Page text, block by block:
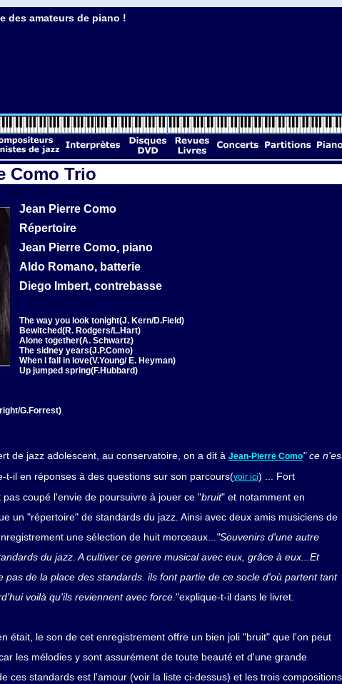
des amateurs de piano !
Como Trio
Jean Pierre Como
Répertoire
Jean Pierre Como, piano
Aldo Romano, batterie
Diego Imbert, contrebasse
The way you look tonight(J. Kern/D.Field)
Bewitched(R. Rodgers/L.Hart)
Alone together(A. Schwartz)
The sidney years(J.P.Como)
When I fall in love(V.Young/ E. Heyman)
Up jumped spring(F.Hubbard)
G.Forrest)
de jazz adolescent, au conservatoire, on a dit à Jean-Pierre Como" ce
t-il en réponses à des questions sur son parcours(voir ici) ... Fort
coupé l'envie de poursuivre à jouer ce "bruit" et notamment en
un "répertoire" de standards du jazz. Ainsi avec deux amis musiciens de
une sélection de huit morceaux... "Souvenirs d'une autre
du jazz. A cultiver ce genre musical avec eux, grâce à eux...Et
pas de la place des standards. ils font partie de ce socle d'où partent tant
voilà qu'ils reviennent avec force. "explique-t-il dans le livret.
était, le son de cet enregistrement offre un bien joli "bruit" que l'on peut
les mélodies y sont assurément de toute beauté et d'une grande
ces standards est l'amour (voir la liste ci-dessus) et les trois compositions